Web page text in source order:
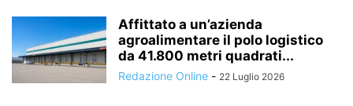
Affittato a un’azienda
agroalimentare il polo logistico
da 41.800 metri quadrati...
Redazione Online - 22 Luglio 2026